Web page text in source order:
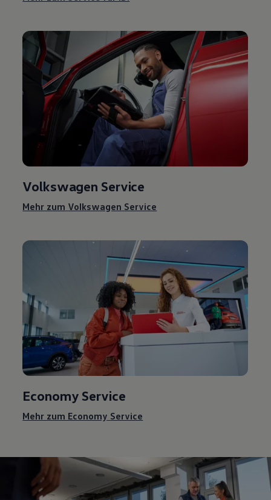
Volkswagen Service
Mehr zum Volkswagen Service
Economy Service
Mehr zum Economy Service